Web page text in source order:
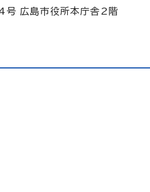
広島市役所本庁舎2階